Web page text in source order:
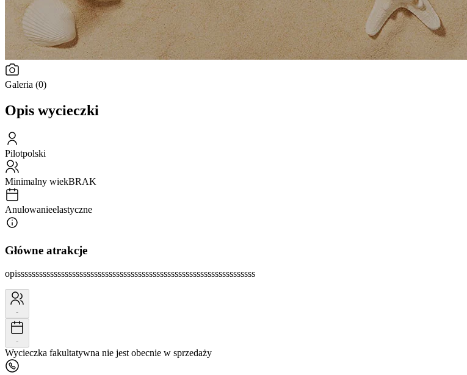
Galeria (0)
Opis wycieczki
Pilotpolski
Minimalny wiekBRAK
Anulowanieelastyczne
Główne atrakcje
opisssssssssssssssssssssssssssssssssssssssssssssssssssssssssssssssss
-
-
Wycieczka fakultatywna nie jest obecnie w sprzedaży